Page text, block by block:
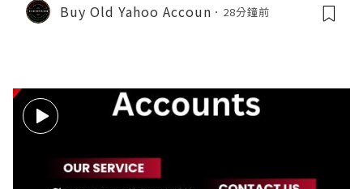
Buy Old Yahoo Accoun 28分鐘前